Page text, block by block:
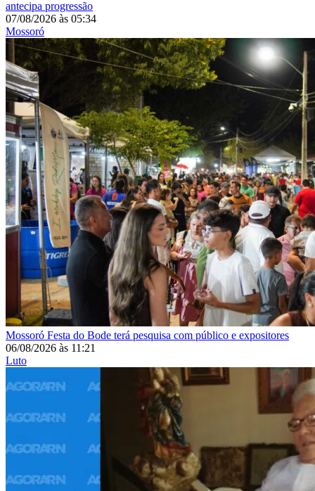
antecipa progressão
07/08/2026 às 05:34
Mossoró
Mossoró Festa do Bode terá pesquisa com público e expositores
06/08/2026 às 11:21
Luto